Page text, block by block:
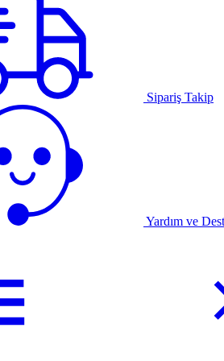
Sipariş Takip
Yardım ve